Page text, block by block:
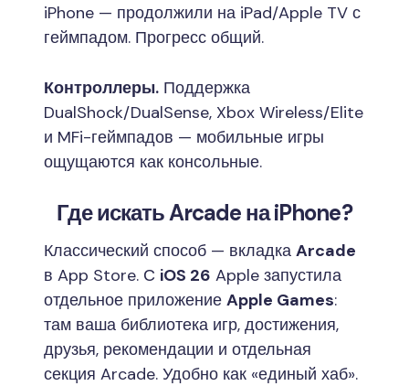
iPhone — продолжили на iPad/Apple TV с
геймпадом. Прогресс общий.
Контроллеры. Поддержка
DualShock/DualSense, Xbox Wireless/Elite
и MFi-геймпадов — мобильные игры
ощущаются как консольные.
Где искать Arcade на iPhone?
Классический способ — вкладка Arcade
в App Store. С iOS 26 Apple запустила
отдельное приложение Apple Games:
там ваша библиотека игр, достижения,
друзья, рекомендации и отдельная
секция Arcade. Удобно как «единый хаб».